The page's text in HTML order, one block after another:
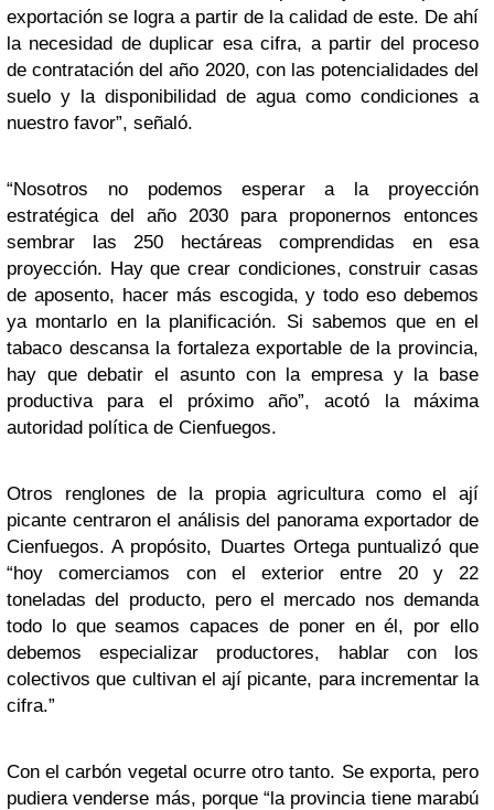
exportación se logra a partir de la calidad de este. De ahí
la necesidad de duplicar esa cifra, a partir del proceso
de contratación del año 2020, con las potencialidades del
suelo y la disponibilidad de agua como condiciones a
nuestro favor”, señaló.
“Nosotros no podemos esperar a la proyección
estratégica del año 2030 para proponernos entonces
sembrar las 250 hectáreas comprendidas en esa
proyección. Hay que crear condiciones, construir casas
de aposento, hacer más escogida, y todo eso debemos
ya montarlo en la planificación. Si sabemos que en el
tabaco descansa la fortaleza exportable de la provincia,
hay que debatir el asunto con la empresa y la base
productiva para el próximo año”, acotó la máxima
autoridad política de Cienfuegos.
Otros renglones de la propia agricultura como el ají
picante centraron el análisis del panorama exportador de
Cienfuegos. A propósito, Duartes Ortega puntualizó que
“hoy comerciamos con el exterior entre 20 y 22
toneladas del producto, pero el mercado nos demanda
todo lo que seamos capaces de poner en él, por ello
debemos especializar productores, hablar con los
colectivos que cultivan el ají picante, para incrementar la
cifra.”
Con el carbón vegetal ocurre otro tanto. Se exporta, pero
pudiera venderse más, porque “la provincia tiene marabú